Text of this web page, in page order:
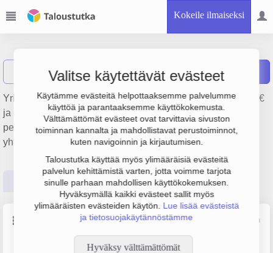
Kokeile ilmaiseksi
Valitse käytettävät evästeet
Käytämme evästeitä helpottaaksemme palvelumme
käyttöä ja parantaaksemme käyttökokemusta.
Välttämättömät evästeet ovat tarvittavia sivuston
toiminnan kannalta ja mahdollistavat perustoiminnot,
kuten navigoinnin ja kirjautumisen.
Taloustutka käyttää myös ylimääräisiä evästeitä
palvelun kehittämistä varten, jotta voimme tarjota
sinulle parhaan mahdollisen käyttökokemuksen.
Hyväksymällä kaikki evästeet sallit myös
ylimääräisten evästeiden käytön. Lue lisää evästeistä
ja tietosuojakäytännöstämme
Hyväksy välttämättömät
Näytä haku Peiron Oy Raportit
Yrityksen Peiron Oy liikevaihto on 15 milj. €, tulos -329 000 €
ja henkilöstömäärä 101. Sen päätoimiala on Raudan valu,
perustamisvuosi 1978 ja sijainti Kokemäki. Yrityksen
yhtiömuoto Osakeyhtiö (OY).
Perustiedot Tilinpäätösluvut Päättäjätiedot
Lähde: YTJ, PRH, Traficom
Henkilöstömäärä